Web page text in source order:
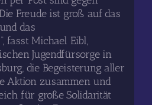
Freude ist groß auf das
das
fasst Michael Eibl,
Jugendfürsorge in
die Begeisterung aller
Aktion zusammen und
für große Solidarität